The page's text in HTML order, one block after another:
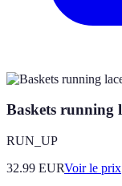
Baskets running
RUN_UP
32.99 EURVoir le prix